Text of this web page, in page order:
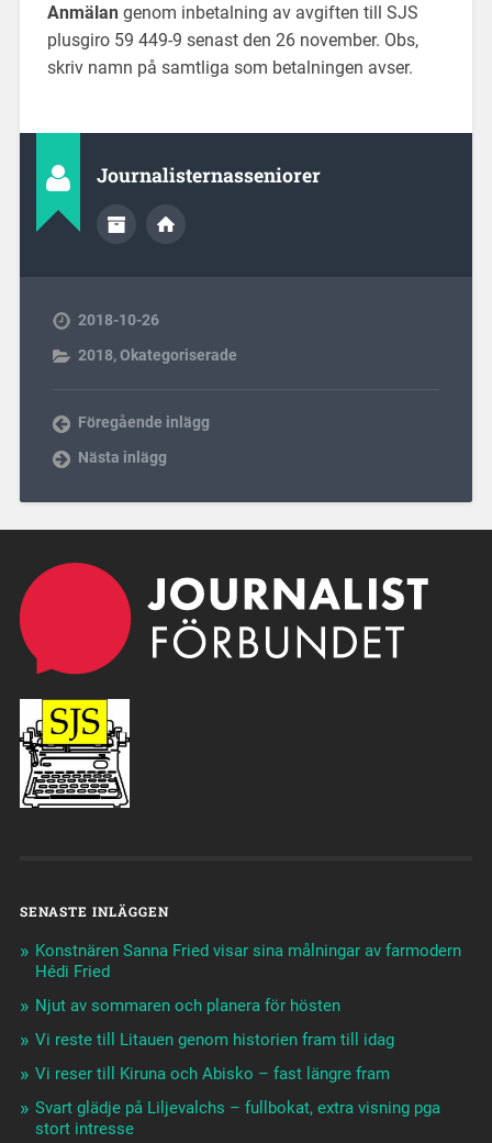
Anmälangenom inbetalning av avgiften till SJS
plusgiro 59 449-9 senast den 26 november. Obs,
skriv namn på samtliga som betalningen avser.
Journalisternasseniorer
2018-10-26
2018,Okategoriserade
Föregående inlägg
Nästa inlägg
SENASTE INLÄGGEN
Konstnären Sanna Fried visar sina målningar av farmodern
Hédi Fried
Njut av sommaren och planera för hösten
Vi reste till Litauen genom historien fram till idag
Vi reser till Kiruna och Abisko – fast längre fram
Svart glädje på Liljevalchs – fullbokat, extra visning pga
stort intresse